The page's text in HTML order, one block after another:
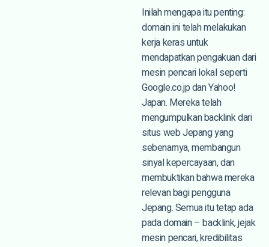
Inilah mengapa itu penting:
domain ini telah melakukan
kerja keras untuk
mendapatkan pengakuan dari
mesin pencari lokal seperti
Google.co.jp dan Yahoo!
Japan. Mereka telah
mengumpulkan backlink dari
situs web Jepang yang
sebenarnya, membangun
sinyal kepercayaan, dan
membuktikan bahwa mereka
relevan bagi pengguna
Jepang. Semua itu tetap ada
pada domain – backlink, jejak
mesin pencari, kredibilitas